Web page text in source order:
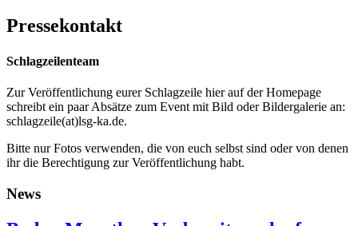
Pressekontakt
Schlagzeilenteam
Zur Veröffentlichung eurer Schlagzeile hier auf der Homepage
schreibt ein paar Absätze zum Event mit Bild oder Bildergalerie an:
schlagzeile(at)lsg-ka.de.
Bitte nur Fotos verwenden, die von euch selbst sind oder von denen
ihr die Berechtigung zur Veröffentlichung habt.
News